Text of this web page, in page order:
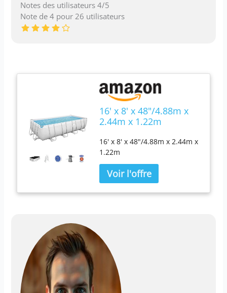
Notes des utilisateurs 4/5
Note de 4 pour 26 utilisateurs
16' x 8' x 48"/4.88m x
2.44m x 1.22m
16' x 8' x 48"/4.88m x 2.44m x
1.22m